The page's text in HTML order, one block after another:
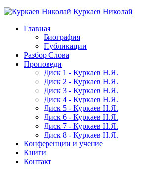
Куркаев Николай
Главная
Биография
Публикации
Разбор Слова
Проповеди
Диск 1 - Куркаев Н.Я.
Диск 2 - Куркаев Н.Я.
Диск 3 - Куркаев Н.Я.
Диск 4 - Куркаев Н.Я.
Диск 5 - Куркаев Н.Я.
Диск 6 - Куркаев Н.Я.
Диск 7 - Куркаев Н.Я.
Диск 8 - Куркаев Н.Я.
Конференции и учение
Книги
Контакт